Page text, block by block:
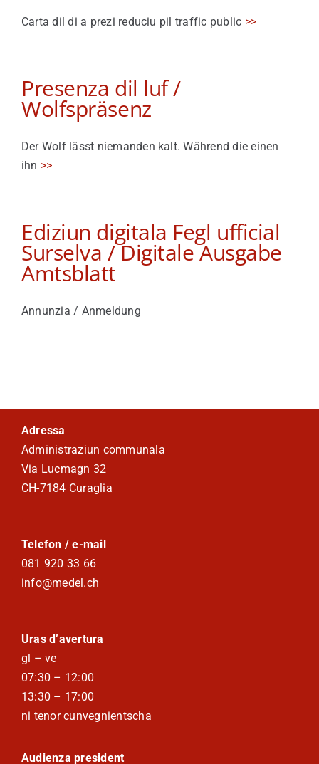
Carta dil di a prezi reduciu pil traffic public >>
Presenza dil luf /
Wolfspräsenz
Der Wolf lässt niemanden kalt. Während die einen
ihn >>
Ediziun digitala Fegl ufficial
Surselva / Digitale Ausgabe
Amtsblatt
Annunzia / Anmeldung
Adressa
Administraziun communala
Via Lucmagn 32
CH-7184 Curaglia
Telefon / e-mail
081 920 33 66
info@medel.ch
Uras d’avertura
gl – ve
07:30 – 12:00
13:30 – 17:00
ni tenor cunvegnientscha
Audienza president